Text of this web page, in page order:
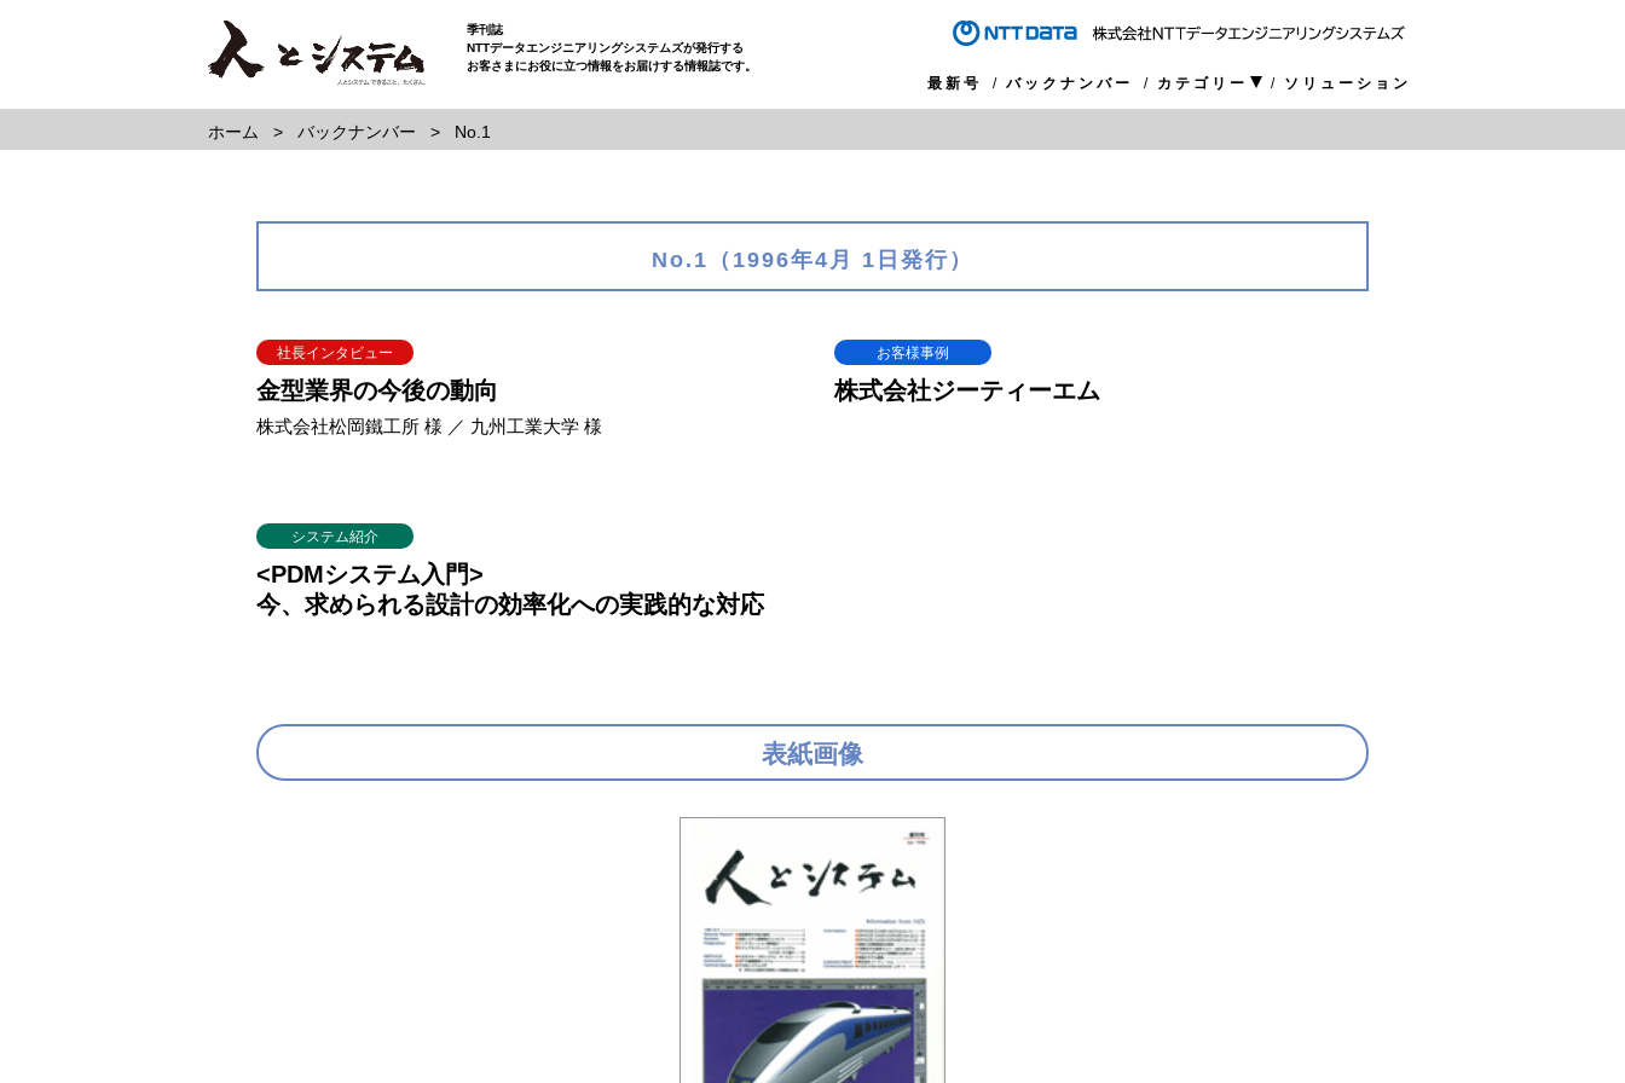
季刊誌
NTTデータエンジニアリングシステムズが発行する
お客さまにお役に立つ情報をお届けする情報誌です。
最新号 バックナンバー カテゴリー ソリューション
ホーム バックナンバー No.1
No.1（1996年4月 1日発行）
社長インタビュー
金型業界の今後の動向
株式会社松岡鐵工所 様 ／ 九州工業大学 様
お客様事例
株式会社ジーティーエム
システム紹介
<PDMシステム入門>
今、求められる設計の効率化への実践的な対応
表紙画像